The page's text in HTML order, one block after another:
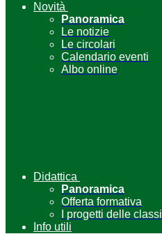
Novità
Panoramica
Le notizie
Le circolari
Calendario eventi
Albo online
Didattica
Panoramica
Offerta formativa
I progetti delle classi
Info utili